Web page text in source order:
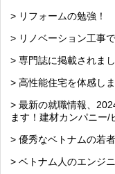
> リフォームの勉強！
> リノベーション工事
> 専門誌に掲載されまし
> 高性能住宅を体感しま
> 最新の就職情報、
ます！建材カンパニー/
> 優秀なベトナムの若
> ベトナム人のエンジ